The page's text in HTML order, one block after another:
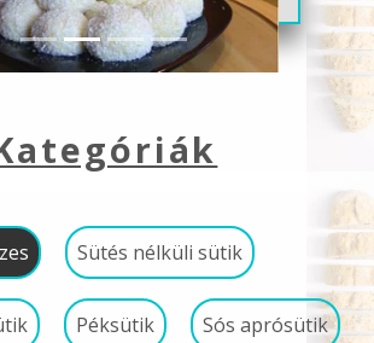
Sütés nélküli sütik
Péksütik Sós aprósütik